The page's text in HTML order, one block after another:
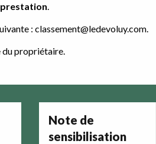
.
: classement@ledevoluy.com.
du propriétaire.
Note de
sensibilisation